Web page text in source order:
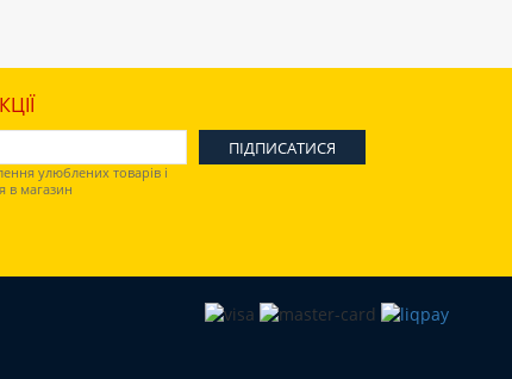
улюблених товарів і
в магазин